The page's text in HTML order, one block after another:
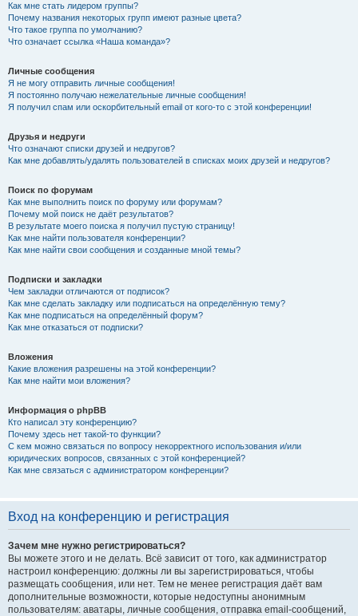
Как мне стать лидером группы?
Почему названия некоторых групп имеют разные цвета?
Что такое группа по умолчанию?
Что означает ссылка «Наша команда»?
Личные сообщения
Я не могу отправить личные сообщения!
Я постоянно получаю нежелательные личные сообщения!
Я получил спам или оскорбительный email от кого-то с этой конференции!
Друзья и недруги
Что означают списки друзей и недругов?
Как мне добавлять/удалять пользователей в списках моих друзей и недругов?
Поиск по форумам
Как мне выполнить поиск по форуму или форумам?
Почему мой поиск не даёт результатов?
В результате моего поиска я получил пустую страницу!
Как мне найти пользователя конференции?
Как мне найти свои сообщения и созданные мной темы?
Подписки и закладки
Чем закладки отличаются от подписок?
Как мне сделать закладку или подписаться на определённую тему?
Как мне подписаться на определённый форум?
Как мне отказаться от подписки?
Вложения
Какие вложения разрешены на этой конференции?
Как мне найти мои вложения?
Информация о phpBB
Кто написал эту конференцию?
Почему здесь нет такой-то функции?
С кем можно связаться по вопросу некорректного использования и/или
юридических вопросов, связанных с этой конференцией?
Как мне связаться с администратором конференции?
Вход на конференцию и регистрация
Зачем мне нужно регистрироваться?
Вы можете этого и не делать. Всё зависит от того, как администратор
настроил конференцию: должны ли вы зарегистрироваться, чтобы
размещать сообщения, или нет. Тем не менее регистрация даёт вам
дополнительные возможности, которые недоступны анонимным
пользователям: аватары, личные сообщения, отправка email-сообщений,